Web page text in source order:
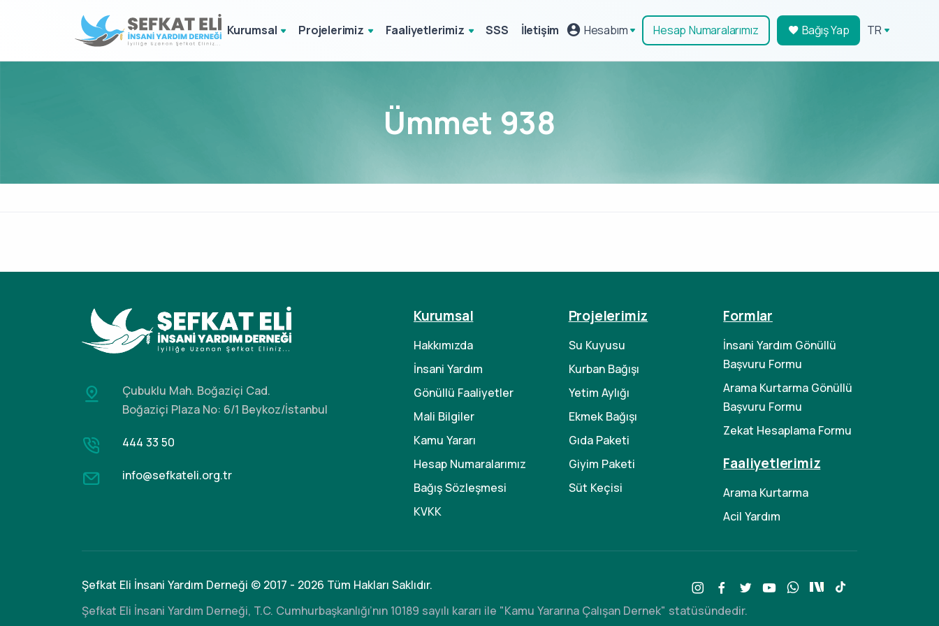
Kurumsal Projelerimiz Faaliyetlerimiz SSS İletişim Hesabım Hesap Numaralarımız Bağış Yap TR
Ümmet 938
Çubuklu Mah. Boğaziçi Cad.
Boğaziçi Plaza No: 6/1 Beykoz/İstanbul
444 33 50
info@sefkateli.org.tr
Kurumsal
Hakkımızda
İnsani Yardım
Gönüllü Faaliyetler
Mali Bilgiler
Kamu Yararı
Hesap Numaralarımız
Bağış Sözleşmesi
KVKK
Projelerimiz
Su Kuyusu
Kurban Bağışı
Yetim Aylığı
Ekmek Bağışı
Gıda Paketi
Giyim Paketi
Süt Keçisi
Formlar
İnsani Yardım Gönüllü
Başvuru Formu
Arama Kurtarma Gönüllü
Başvuru Formu
Zekat Hesaplama Formu
Faaliyetlerimiz
Arama Kurtarma
Acil Yardım
Şefkat Eli İnsani Yardım Derneği © 2017 - 2026 Tüm Hakları Saklıdır.
Şefkat Eli İnsani Yardım Derneği, T.C. Cumhurbaşkanlığı’nın 10189 sayılı kararı ile "Kamu Yararına Çalışan Dernek" statüsündedir.